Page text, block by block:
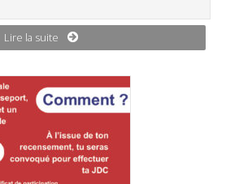
Lire la suite